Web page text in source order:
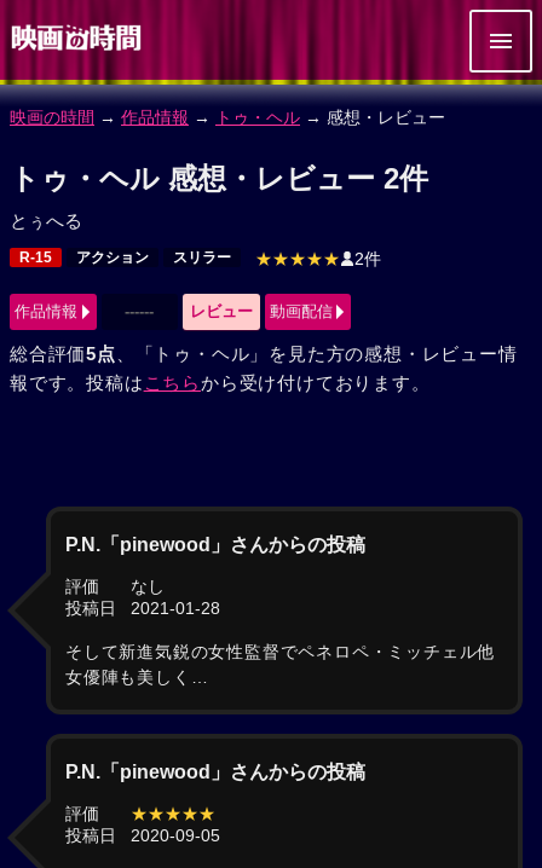
映画の時間 → 作品情報 → トゥ・ヘル → 感想・レビュー
トゥ・ヘル 感想・レビュー 2件
とぅへる
R-15 アクション スリラー ★★★★★ 2件
作品情報 ------ レビュー 動画配信
総合評価5点 、「トゥ・ヘル」を見た方の感想・レビュー情
報です。投稿は こちらから受け付けております。
P.N.「pinewood」さんからの投稿
評価
なし
投稿日
2021-01-28
そして新進気鋭の女性監督でペネロペ・ミッチェル他
女優陣も美しく…
P.N.「pinewood」さんからの投稿
評価
★★★★★
投稿日
2020-09-05